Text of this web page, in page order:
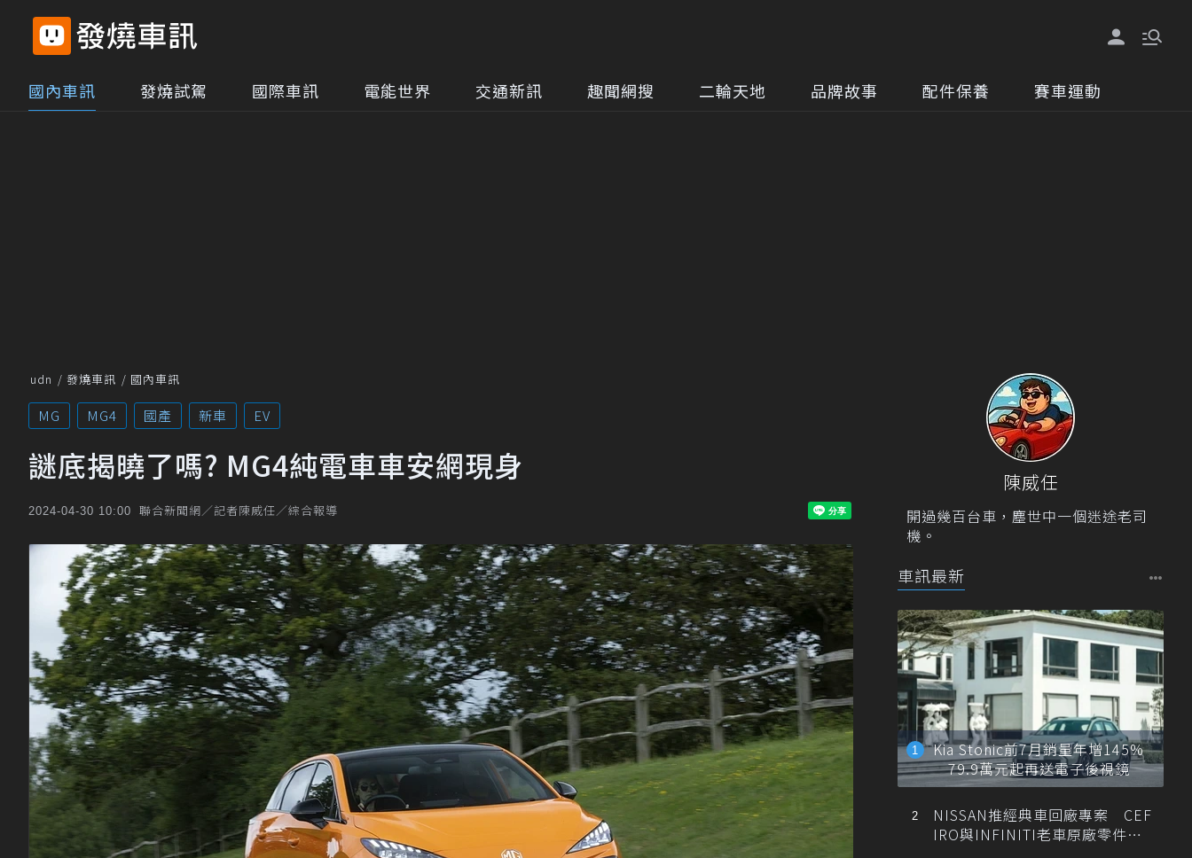
國內車訊 發燒試駕 國際車訊 電能世界 交通新訊 趣聞網搜 二輪天地 品牌故事 配件保養 賽車運動
udn 發燒車訊 國內車訊
MG MG4 國產 新車 EV
謎底揭曉了嗎? MG4純電車車安網現身
2024-04-30 10:00 聯合新聞網／記者陳威任／綜合報導
陳威任
開過幾百台車，塵世中一個迷途老司
機。
車訊最新
Kia Stonic前7月銷量年增145%
79.9萬元起再送電子後視鏡
NISSAN推經典車回廠專案 CEF
IRO與INFINITI老車原廠零件最